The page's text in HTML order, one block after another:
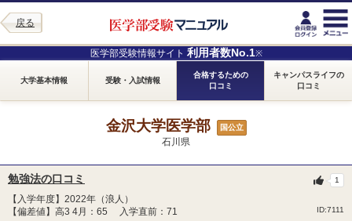
戻る
医学部受験情報サイト 利用者数No.1※
大学基本情報 受験・入試情報
合格するための
口コミ
キャンパスライフの
口コミ
金沢大学医学部 国公立
石川県
勉強法の口コミ
【入学年度】2022年（浪人）
【偏差値】高3 4月：65 入学直前：71
ID:7111
1